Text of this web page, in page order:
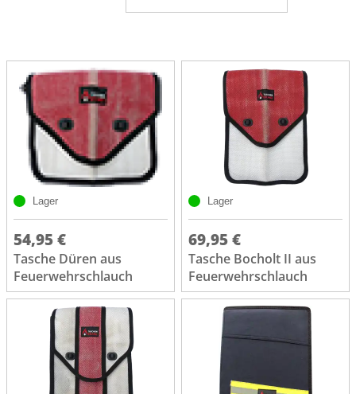
Lager
54,95 €
Tasche Düren aus
Feuerwehrschlauch
Lager
69,95 €
Tasche Bocholt II aus
Feuerwehrschlauch